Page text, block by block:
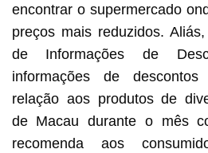
encontrar o supermercado
preços mais reduzidos.
de Informações de
informações de
relação aos produtos de
de Macau durante o mês
recomenda aos